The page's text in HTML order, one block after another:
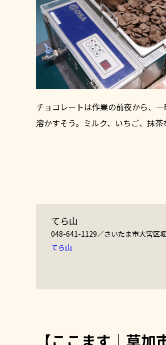
チョコレートは作業の前夜から、
溶かすそう。ミルク、いちご、抹茶
てら山
048-641-1129／さいたま市大宮区
てら山